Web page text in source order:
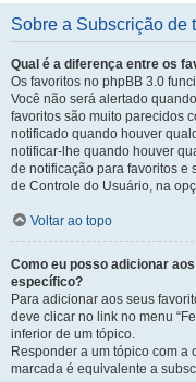
Sobre a Subscrição de
Qual é a diferença entre os
Os favoritos no phpBB 3.0
Você não será alertado
favoritos são muito parecidos
notificado quando houver
notificar-lhe quando houver
de notificação para favoritos e
de Controle do Usuário, na
Voltar ao topo
Como eu posso adicionar
específico?
Para adicionar aos seus
deve clicar no link no menu
inferior de um tópico.
Responder a um tópico com a
marcada é equivalente a